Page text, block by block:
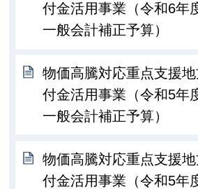
付金活用事業（令和6年
一般会計補正予算）
物価高騰対応重点支援
付金活用事業（令和5年
一般会計補正予算）
物価高騰対応重点支援
付金活用事業（令和5年